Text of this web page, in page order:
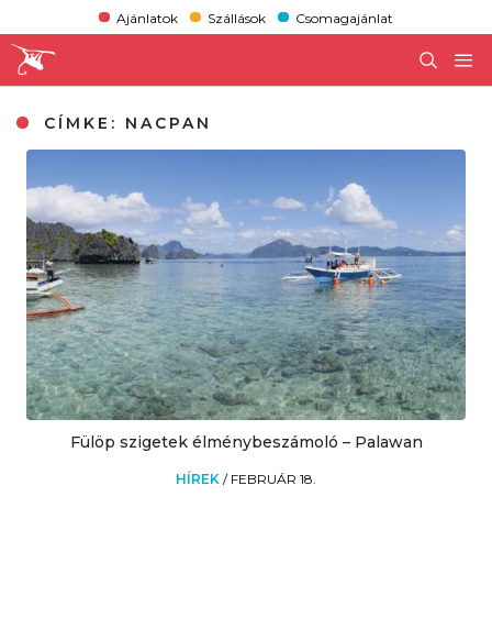
Ajánlatok Szállások Csomagajánlat
CÍMKE: NACPAN
Fülöp szigetek élménybeszámoló – Palawan
HÍREK / FEBRUÁR 18.